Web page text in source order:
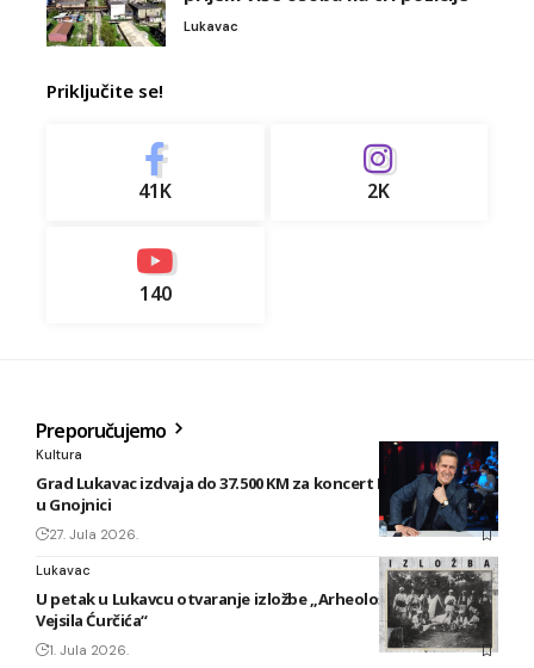
Lukavac
Priključite se!
41K 2K
140
Preporučujemo
Kultura
Grad Lukavac izdvaja do 37.500 KM za koncert Enesa Begovića
u Gnojnici
27. Jula 2026.
Lukavac
U petak u Lukavcu otvaranje izložbe „Arheološki foto tragovi
Vejsila Ćurčića“
1. Jula 2026.